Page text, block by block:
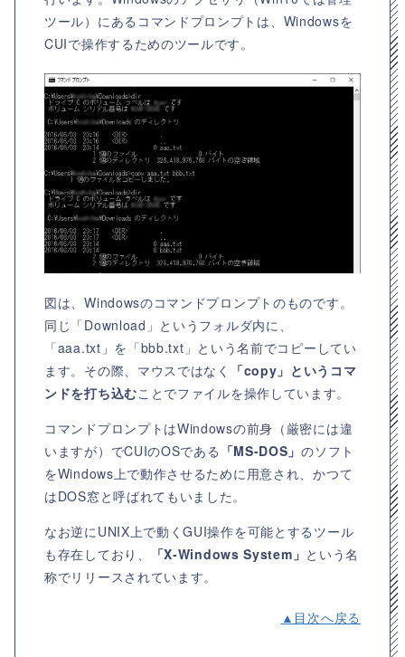
ツール）にあるコマンドプロンプトは、Windowsを
CUIで操作するためのツールです。
図は、Windowsのコマンドプロンプトのものです。
同じ「Download」というフォルダ内に、
「aaa.txt」を「bbb.txt」という名前でコピーしてい
ます。その際、マウスではなく
「copy」というコマ
ンドを打ち込むことでファイルを操作しています。
コマンドプロンプトはWindowsの前身（厳密には違
いますが）でCUIのOSである 「MS-DOS」のソフト
をWindows上で動作させるために用意され、かつて
はDOS窓と呼ばれてもいました。
なお逆にUNIX上で動くGUI操作を可能とするツール
も存在しており、
「X-Windows System」 という名
称でリリースされています。
▲目次へ戻る